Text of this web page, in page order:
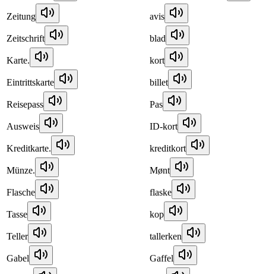
Zeitung avis
Zeitschrift blad
Karte. kort
Eintrittskarte billet
Reisepass Pas
Ausweis ID-kort
Kreditkarte. kreditkort
Münze. Mønt
Flasche flaske
Tasse kop
Teller tallerken
Gabel Gaffel